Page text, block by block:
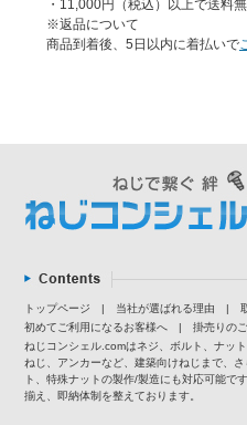
・11,000円（税込）以上で送料無
※返品について
商品到着後、5日以内に着払いで
トップページ | 当社が選ばれる理由 |
初めてご利用になるお客様へ
| 掛売りの
ねじコンシェル.comはネジ、ボルト、ナッ
ねじ、アンカーなど、建築向けねじまで、
ト、特殊ナットの製作/製造にも対応可能で
揃え、即納体制を整えております。